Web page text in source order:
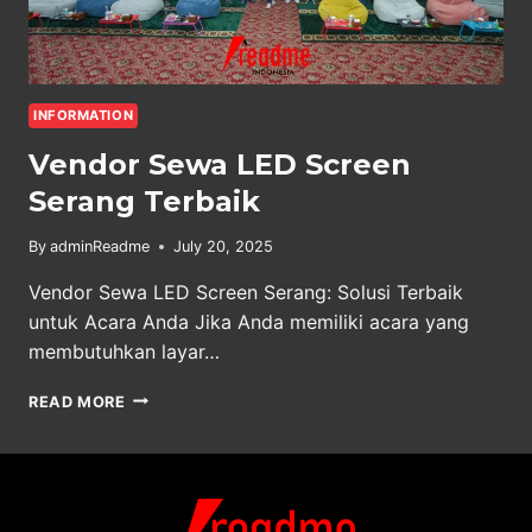
INFORMATION
Vendor Sewa LED Screen
Serang Terbaik
By adminReadme July 20, 2025
Vendor Sewa LED Screen Serang: Solusi Terbaik
untuk Acara Anda Jika Anda memiliki acara yang
membutuhkan layar…
READ MORE VENDOR
TERBAIK